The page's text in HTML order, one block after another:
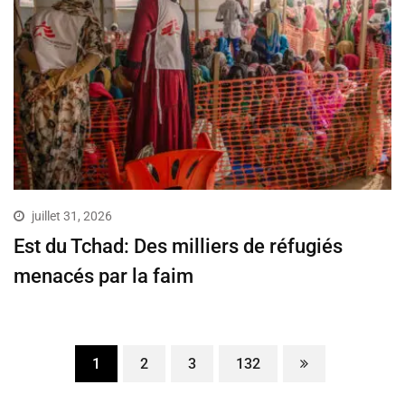
juillet 31, 2026
Est du Tchad: Des milliers de réfugiés
menacés par la faim
1 2 3 132